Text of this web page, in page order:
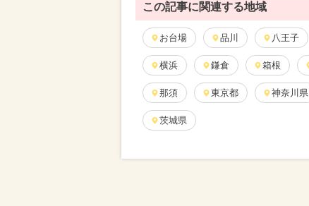
この記事に関連する地域
お台場 品川 八王子
横浜 鎌倉 箱根
那須 東京都 神奈川県
茨城県